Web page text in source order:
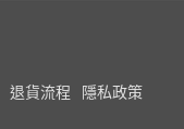
退貨流程 隱私政策